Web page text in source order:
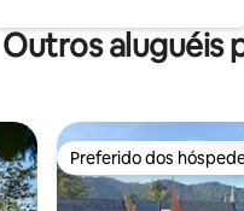
Outros aluguéis
Preferido dos
Preferido dos